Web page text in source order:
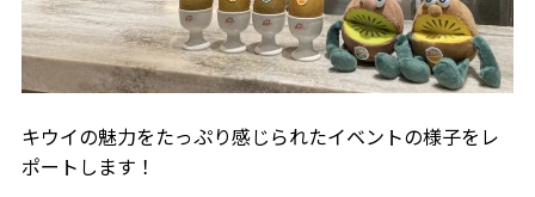
キウイの魅力をたっぷり感じられたイベントの様子をレ
ポートします！